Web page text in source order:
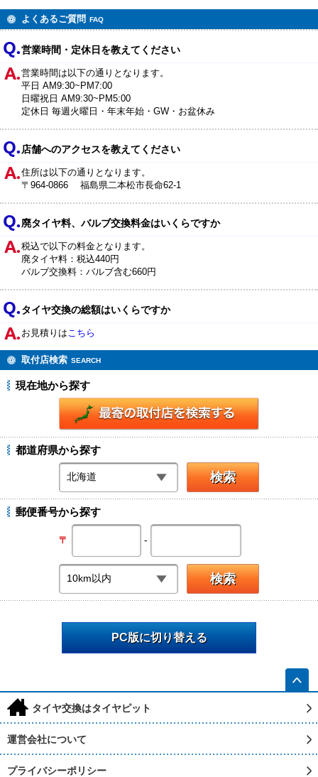
よくあるご質問 FAQ
営業時間・定休日を教えてください
営業時間は以下の通りとなります。
平日 AM9:30~PM7:00
日曜祝日 AM9:30~PM5:00
定休日 毎週火曜日・年末年始・GW・お盆休み
店舗へのアクセスを教えてください
住所は以下の通りとなります。
〒964-0866 福島県二本松市長命62-1
廃タイヤ料、バルブ交換料金はいくらですか
税込で以下の料金となります。
廃タイヤ料：税込440円
バルブ交換料：バルブ含む660円
タイヤ交換の総額はいくらですか
お見積りはこちら
取付店検索 SEARCH
現在地から探す
都道府県から探す
郵便番号から探す
〒 -
PC版に切り替える
h タイヤ交換はタイヤピット
運営会社について
プライバシーポリシー